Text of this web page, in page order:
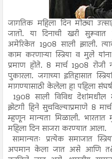
जागतिक महिला दिन मोठ्या
जातो. या दिनाची खरी सुरूवात
अमेरिकेत 1908 साली झाली.
काम करणाऱ्या स्त्रिया व मुले
प्रमाण होते. 8 मार्च 1908 रोजी
पुकारला. जगाच्या इतिहासात
मागण्यासाठी केलेला हा पहिला
1908 साली विविध देशांमधील
झेटगी हिने सुचविल्याप्रमाणे 8
म्हणून मान्यता मिळाली.
महिला दिन साजरा करण्यात आला.
सामान्यतः प्रत्येक समाजात
अपमान केला जात असे आणि